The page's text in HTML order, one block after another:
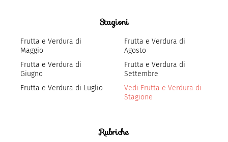
Stagioni
Frutta e Verdura di
Maggio
Frutta e Verdura di
Giugno
Frutta e Verdura di Luglio
Frutta e Verdura di
Agosto
Frutta e Verdura di
Settembre
Vedi Frutta e Verdura di
Stagione
Rubriche